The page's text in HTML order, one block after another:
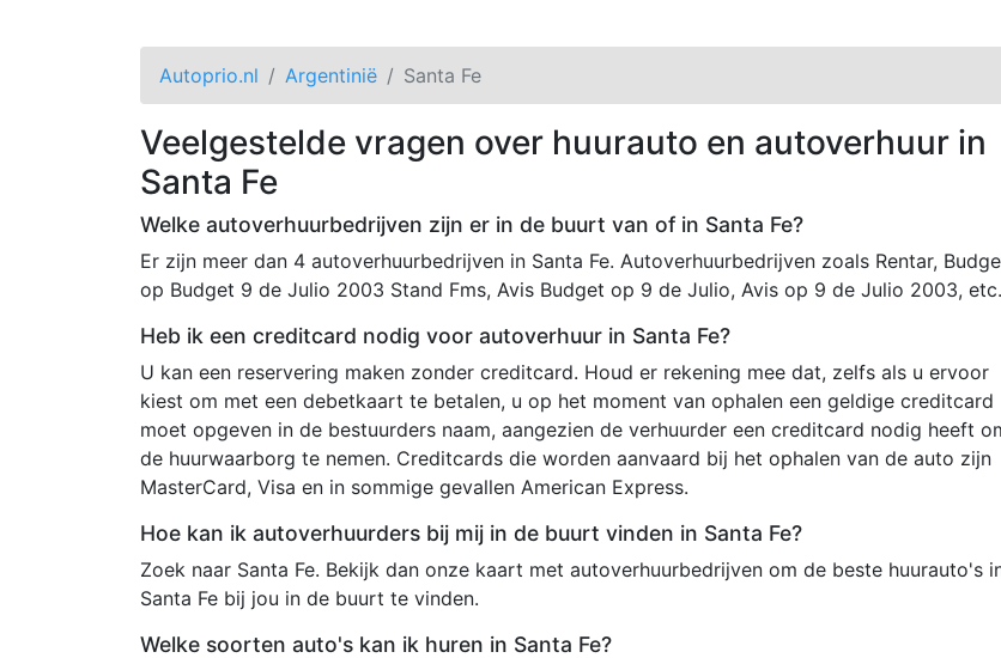
Autoprio.nl Argentinië Santa Fe
Veelgestelde vragen over huurauto en autoverhuur in
Santa Fe
Welke autoverhuurbedrijven zijn er in de buurt van of in Santa Fe?
Er zijn meer dan 4 autoverhuurbedrijven in Santa Fe. Autoverhuurbedrijven zoals Rentar,
op Budget 9 de Julio 2003 Stand Fms, Avis Budget op 9 de Julio, Avis op 9 de Julio 2003, etc.
Heb ik een creditcard nodig voor autoverhuur in Santa Fe?
U kan een reservering maken zonder creditcard. Houd er rekening mee dat, zelfs als u ervoor
kiest om met een debetkaart te betalen, u op het moment van ophalen een geldige creditcard
moet opgeven in de bestuurders naam, aangezien de verhuurder een creditcard nodig heeft
de huurwaarborg te nemen. Creditcards die worden aanvaard bij het ophalen van de auto zijn
MasterCard, Visa en in sommige gevallen American Express.
Hoe kan ik autoverhuurders bij mij in de buurt vinden in Santa Fe?
Zoek naar Santa Fe. Bekijk dan onze kaart met autoverhuurbedrijven om de beste huurauto's
Santa Fe bij jou in de buurt te vinden.
Welke soorten auto's kan ik huren in Santa Fe?